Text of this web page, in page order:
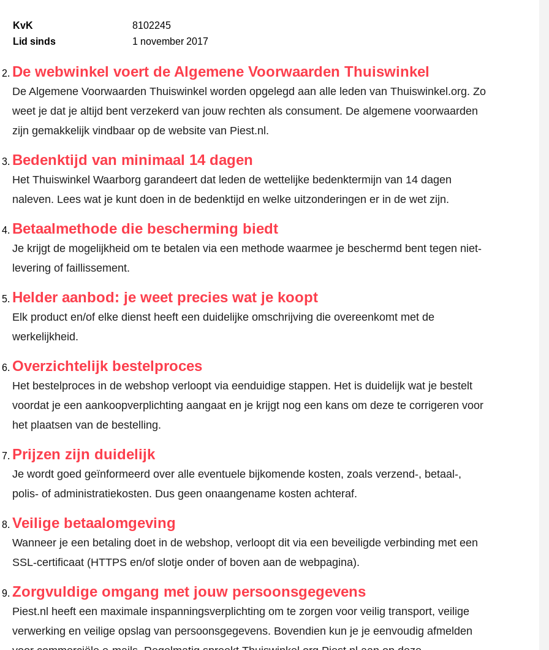
KvK
8102245
Lid sinds
1 november 2017
De webwinkel voert de Algemene Voorwaarden Thuiswinkel
De Algemene Voorwaarden Thuiswinkel worden opgelegd aan alle leden van Thuiswinkel.org. Zo
weet je dat je altijd bent verzekerd van jouw rechten als consument. De algemene voorwaarden
zijn gemakkelijk vindbaar op de website van Piest.nl.
Bedenktijd van minimaal 14 dagen
Het Thuiswinkel Waarborg garandeert dat leden de wettelijke bedenktermijn van 14 dagen
naleven. Lees wat je kunt doen in de bedenktijd en welke uitzonderingen er in de wet zijn.
Betaalmethode die bescherming biedt
Je krijgt de mogelijkheid om te betalen via een methode waarmee je beschermd bent tegen niet-
levering of faillissement.
Helder aanbod: je weet precies wat je koopt
Elk product en/of elke dienst heeft een duidelijke omschrijving die overeenkomt met de
werkelijkheid.
Overzichtelijk bestelproces
Het bestelproces in de webshop verloopt via eenduidige stappen. Het is duidelijk wat je bestelt
voordat je een aankoopverplichting aangaat en je krijgt nog een kans om deze te corrigeren voor
het plaatsen van de bestelling.
Prijzen zijn duidelijk
Je wordt goed geïnformeerd over alle eventuele bijkomende kosten, zoals verzend-, betaal-,
polis- of administratiekosten. Dus geen onaangename kosten achteraf.
Veilige betaalomgeving
Wanneer je een betaling doet in de webshop, verloopt dit via een beveiligde verbinding met een
SSL-certificaat (HTTPS en/of slotje onder of boven aan de webpagina).
Zorgvuldige omgang met jouw persoonsgegevens
Piest.nl heeft een maximale inspanningsverplichting om te zorgen voor veilig transport, veilige
verwerking en veilige opslag van persoonsgegevens. Bovendien kun je je eenvoudig afmelden